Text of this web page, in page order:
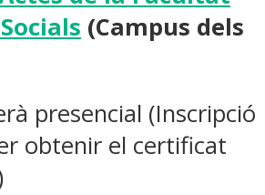
(Campus dels
presencial (Inscripció
obtenir el certificat